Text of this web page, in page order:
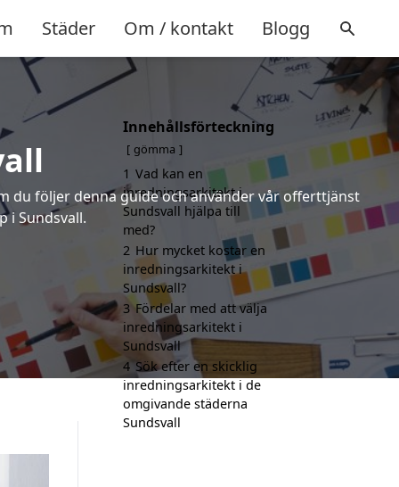
Städer Om / kontakt Blogg
du följer denna guide och använder vår offerttjänst
i Sundsvall.
Innehållsförteckning
gömma
1 Vad kan en
inredningsarkitekt i
Sundsvall hjälpa till
med?
2 Hur mycket kostar en
inredningsarkitekt i
Sundsvall?
3 Fördelar med att välja
inredningsarkitekt i
Sundsvall
4 Sök efter en skicklig
inredningsarkitekt i de
omgivande städerna
Sundsvall